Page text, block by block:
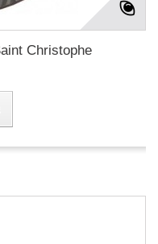
Christophe